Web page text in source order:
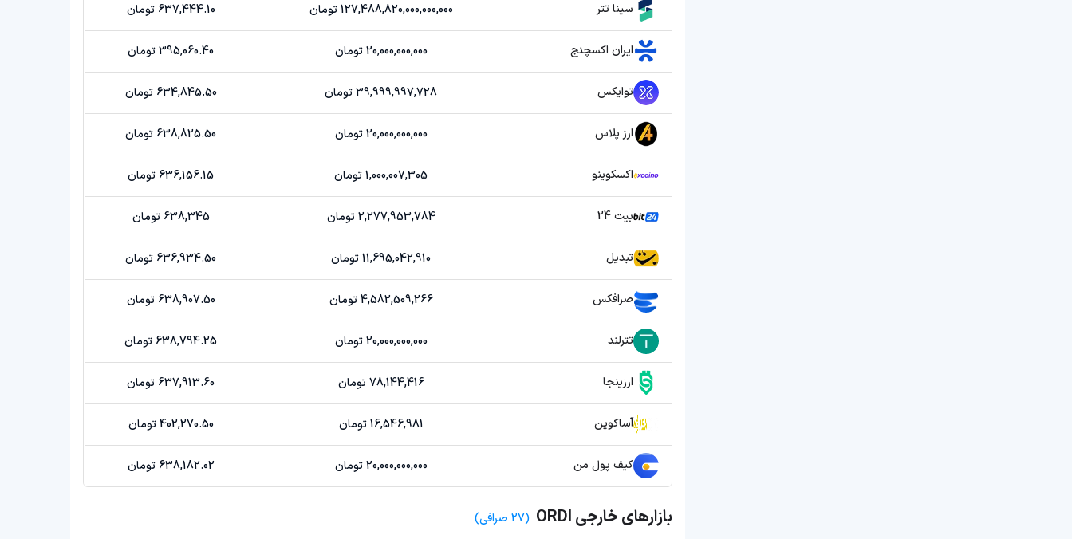
سینا تتر 127,488,820,000,000,000 تومان 637,444.10 تومان
ایران اکسچنج 20,000,000,000 تومان 395,060.40 تومان
توایکس 39,999,997,728 تومان 634,845.50 تومان
ارز پلاس 20,000,000,000 تومان 638,825.50 تومان
اکسکوینو 1,000,007,305 تومان 636,156.15 تومان
بیت 24 2,277,953,784 تومان 638,345 تومان
تبدیل 11,695,042,910 تومان 636,934.50 تومان
صرافکس 4,582,509,266 تومان 638,907.50 تومان
تترلند 20,000,000,000 تومان 638,794.25 تومان
ارزینجا 78,144,416 تومان 637,913.60 تومان
آساکوین 16,546,981 تومان 402,270.50 تومان
کیف پول من 20,000,000,000 تومان 638,182.02 تومان
بازارهای خارجی ORDI (27 صرافی)